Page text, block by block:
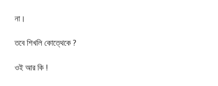
না।
তবে শিখলি কোত্থেকে ?
ওই আর কি !